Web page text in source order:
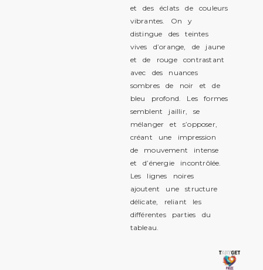
et des éclats de couleurs
vibrantes. On y
distingue des teintes
vives d’orange, de jaune
et de rouge contrastant
avec des nuances
sombres de noir et de
bleu profond. Les formes
semblent jaillir, se
mélanger et s’opposer,
créant une impression
de mouvement intense
et d’énergie incontrôlée.
Les lignes noires
ajoutent une structure
délicate, reliant les
différentes parties du
tableau.